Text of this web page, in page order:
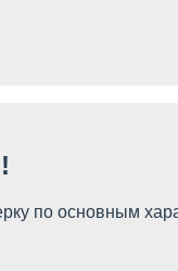
по основным